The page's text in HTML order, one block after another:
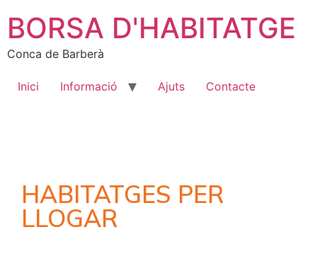
BORSA D'HABITATGE
Conca de Barberà
Inici Informació Ajuts Contacte
HABITATGES PER
LLOGAR